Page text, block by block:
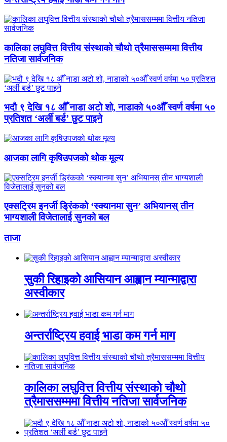
कालिका लघुवित्त वित्तीय संस्थाको चौथो त्रैमाससम्ममा वित्तीय
नतिजा सार्वजनिक
भदौ ९ देखि १८ औँ नाडा अटो शो, नाडाको ५०औँ स्वर्ण वर्षमा ५०
प्रतिशत ‘अर्ली बर्ड’ छुट पाइने
आजका लागि कृषिउपजको थोक मूल्य
एक्सट्रिम इनर्जी ड्रिंकको ‘स्क्यानमा सुन’ अभियानस् तीन
भाग्यशाली विजेतालाई सुनको बल
ताजा
सुकी रिहाइको आसियान आह्वान म्यान्माद्वारा
अस्वीकार
अन्तर्राष्ट्रिय हवाई भाडा कम गर्न माग
कालिका लघुवित्त वित्तीय संस्थाको चौथो
त्रैमाससम्ममा वित्तीय नतिजा सार्वजनिक